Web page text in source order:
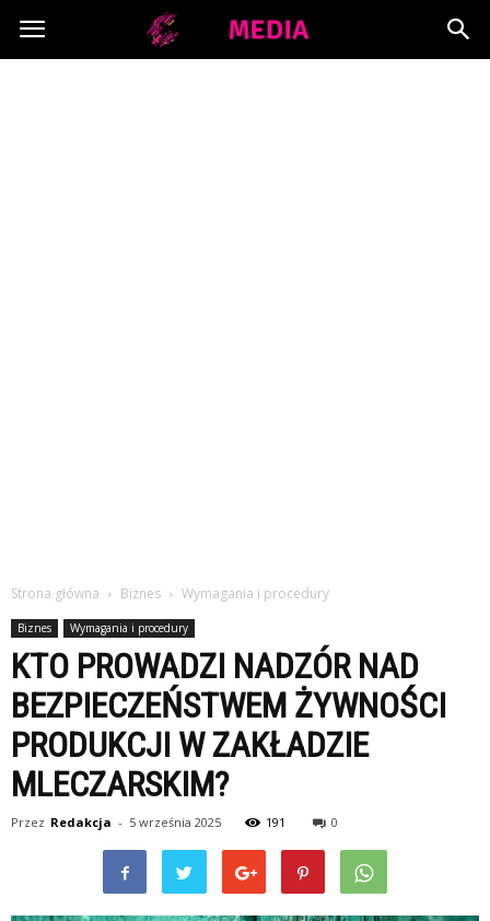
Copymedia.pl
Strona główna Biznes Wymagania i procedury
Biznes Wymagania i procedury
KTO PROWADZI NADZÓR NAD
BEZPIECZEŃSTWEM ŻYWNOŚCI
PRODUKCJI W ZAKŁADZIE
MLECZARSKIM?
Przez Redakcja - 5 września 2025 191 0